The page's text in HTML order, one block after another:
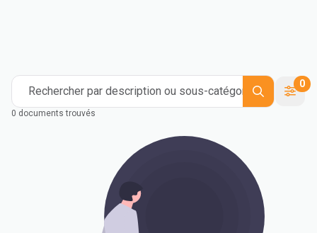
Rechercher par description ou sous-catégorie
0
0 documents trouvés